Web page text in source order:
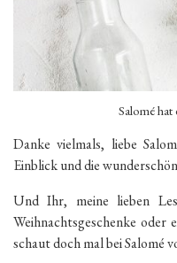
Salomé
Danke vielmals, liebe
Einblick und die
Und Ihr, meine lieben
Weihnachtsgeschenke oder
schaut doch mal bei Salomé